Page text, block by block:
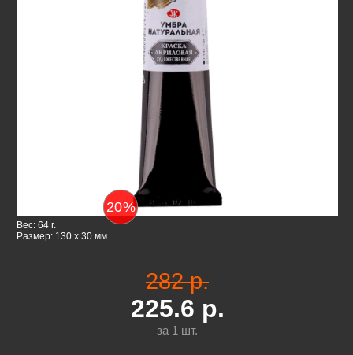
20%
Вес: 64 г.
Размер: 130 x 30 мм
282 р.
225.6 р.
за 1 шт.